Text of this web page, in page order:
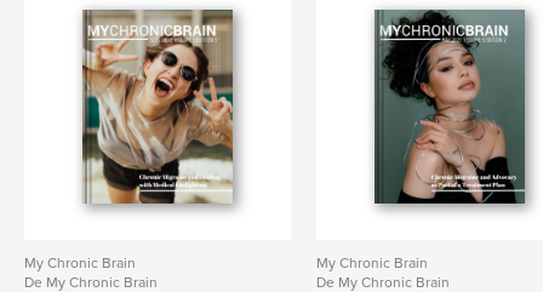
My Chronic Brain
De My Chronic Brain
My Chronic Brain
De My Chronic Brain